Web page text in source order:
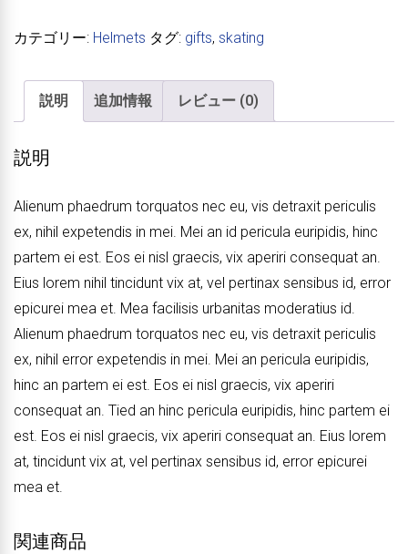
カテゴリー: Helmets タグ: gifts, skating
説明 追加情報 レビュー (0)
説明
Alienum phaedrum torquatos nec eu, vis detraxit periculis
ex, nihil expetendis in mei. Mei an id pericula euripidis, hinc
partem ei est. Eos ei nisl graecis, vix aperiri consequat an.
Eius lorem nihil tincidunt vix at, vel pertinax sensibus id, error
epicurei mea et. Mea facilisis urbanitas moderatius id.
Alienum phaedrum torquatos nec eu, vis detraxit periculis
ex, nihil error expetendis in mei. Mei an pericula euripidis,
hinc an partem ei est. Eos ei nisl graecis, vix aperiri
consequat an. Tied an hinc pericula euripidis, hinc partem ei
est. Eos ei nisl graecis, vix aperiri consequat an. Eius lorem
at, tincidunt vix at, vel pertinax sensibus id, error epicurei
mea et.
関連商品